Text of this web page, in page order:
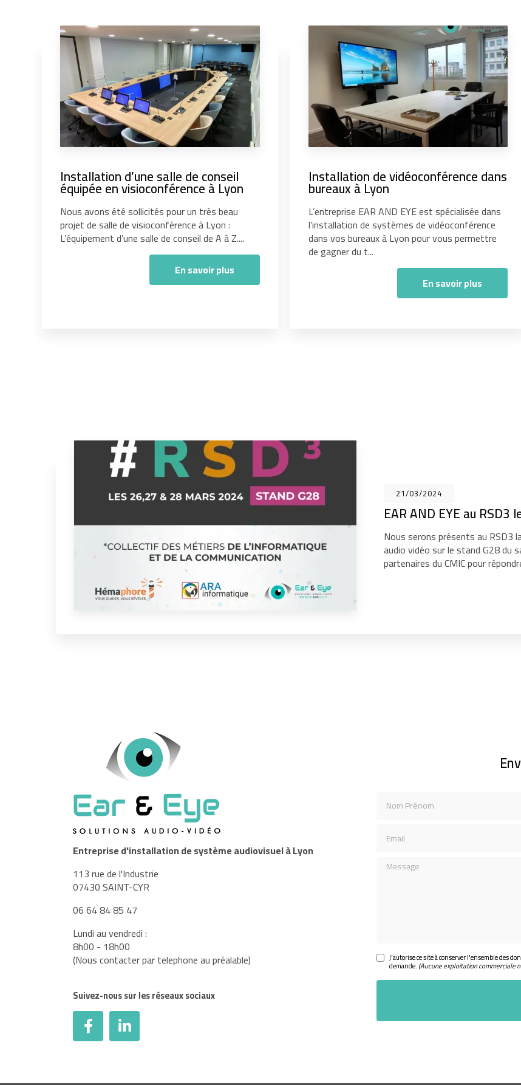
Installation d’une salle de conseil
équipée en visioconférence à Lyon
Nous avons été sollicités pour un très beau
projet de salle de visioconférence à Lyon :
L’équipement d’une salle de conseil de A à Z....
En savoir plus
Installation de vidéoconférence dans
bureaux à Lyon
L’entreprise EAR AND EYE est spécialisée dans
l’installation de systèmes de vidéoconférence
dans vos bureaux à Lyon pour vous permettre
de gagner du t...
En savoir plus
21/03/2024
EAR AND EYE au
Nous serons présents au
audio vidéo sur le stand G28 du
partenaires du CMIC pour
Entreprise d'installation de système audiovisuel à Lyon
113 rue de l'Industrie
07430 SAINT-CYR
06 64 84 85 47
Lundi au vendredi :
8h00 - 18h00
(Nous contacter par telephone au préalable)
Suivez-nous sur les réseaux sociaux
Nom Prénom
Message
J'autorise ce site à conserver l'ensemble des
demande. (Aucune exploitation commerciale